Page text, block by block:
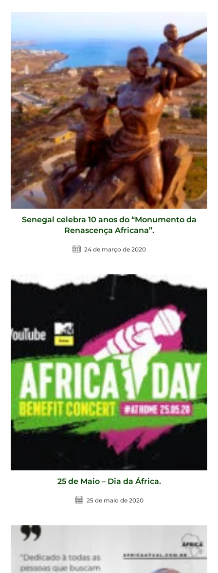
Senegal celebra 10 anos do “Monumento da
Renascença Africana”.
24 de março de 2020
25 de Maio – Dia da África.
25 de maio de 2020